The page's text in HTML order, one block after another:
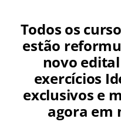
Todos os
estão
novo
exercícios
exclusivos e
agora em